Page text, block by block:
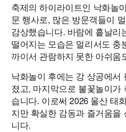
축제의 하이라이트인 낙화놀
문 행사로, 많은 방문객들이
감상했습니다. 바람에 흩날리
떨어지는 모습은 멀리서도 충
까이서 관람하지 못한 아쉬움
낙화놀이 후에는 강 상공에서
졌고, 마지막으로 불꽃놀이가
습니다. 이로써 2026 울산 태
지만 확실한 감동과 즐거움을
니다.